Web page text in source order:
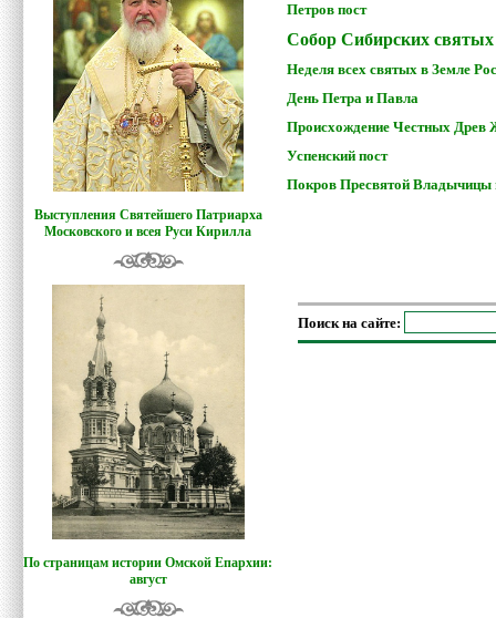
Выступления Святейшего Патриарха
Московского и всея Руси Кирилла
По страницам истории Омской Епархии:
август
Петров пост
Собор Сибирских святых
Неделя всех святых в Земле
День Петра и Павла
Происхождение Честных Древ
Успенский пост
Покров Пресвятой
Поиск на сайте: